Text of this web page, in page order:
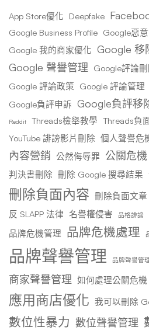
App Store優化 Deepfake
Google Business Profile Google惡
Google 我的商家優化 Google 移
Google 聲譽管理 Google評論
Google 評論政策 Google 評論管理
Google負評申訴 Google負評移
Reddit Threads檢舉教學 Threads負
YouTube 誹謗影片刪除 個人聲譽危
內容營銷 公然侮辱罪 公關危機
判決書刪除 刪除 Google 搜尋結果
刪除負面內容 刪除負面文章
反 SLAPP 法律 名譽權侵害 品格誹謗
品牌危機管理 品牌危機處理
品牌聲譽管理 品牌聲譽管
商家聲譽管理 如何處理公關危機
應用商店優化 我可以刪除
數位性暴力 數位聲譽管理